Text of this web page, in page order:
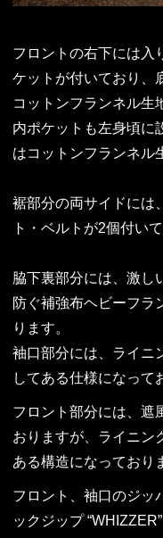
フロントの右下には入
ケットが付いており、
コットンフランネル生
内ポケットも左身頃に
はコットンフランネル
裾部分の両サイドには
ト・ベルトが2個付い
脇下裏部分には、激し
防ぐ補強布ヘビーフラ
ります。
袖口部分には、ライニ
してある仕様になって
フロント部分には、遮
おりますが、ライニン
ある構造になっており
フロント、袖口のジッ
ックジップ